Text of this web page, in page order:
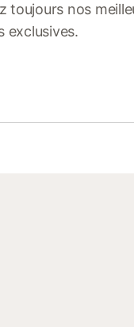
toujours nos
exclusives.